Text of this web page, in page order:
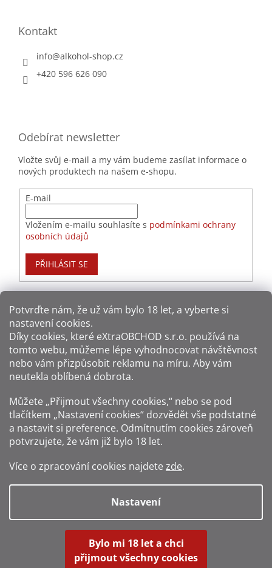
Potvrďte nám​​, že už vám bylo 18 let, a vyberte si
nastavení cookies.
Díky cookies, které eXtraOBCHOD s.r.o. používá na
tomto webu, můžeme lépe vyhodnocovat návštěvnost
nebo vám přizpůsobit reklamu na míru. Aby vám
neutekla oblíbená dobrota.
Můžete „Přijmout všechny cookies,“ nebo se pod
tlačítkem „Nastavení cookies“ dozvědět vše podstatné
a nastavit si preference. Odmítnutím cookies zároveň
potvrzujete, že vám již bylo 18 let.
Více o zpracování cookies najdete zde.
Nastavení
Bylo mi 18 let a chci
přijmout všechny cookies
Kontakt
info@alkohol-shop.cz
+420 596 626 090
Odebírat newsletter
Vložte svůj e-mail a my vám budeme zasílat informace o
nových produktech na našem e-shopu.
E-mail
Vložením e-mailu souhlasíte s podmínkami ochrany
osobních údajů
PŘIHLÁSIT SE
Způsoby dopravy:
Zákaz prodeje alkoholu osobám mladším 18 let.
Vytvořil Shoptet